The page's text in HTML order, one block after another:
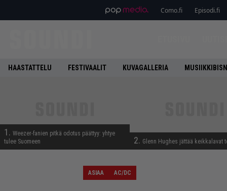
Como.fi Episodi.fi
HAASTATTELU FESTIVAALIT KUVAGALLERIA
1. Weezer-fanien pitkä odotus päättyy: yhtye
tulee Suomeen
2. Glenn Hughes jättää keikkalavat
ASIAA AC/DC